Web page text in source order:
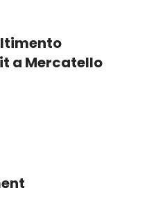
a Mercatello